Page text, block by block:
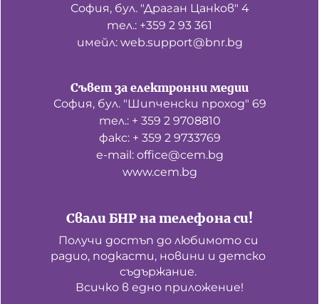
София, бул. "Драган Цанков" 4
тел.: +359 2 93 361
имейл: web.support@bnr.bg
Свали БНР на телефона си!
Получи достъп до любимото си
радио, подкасти, новини и детско
съдържание.
Всичко в едно приложение!
Съвет за електронни медии
София, бул. "Шипченски проход" 69
тел.: + 359 2 9708810
факс: + 359 2 9733769
е-mail: office@cem.bg
www.cem.bg